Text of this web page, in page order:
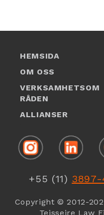
HEMSIDA
OM OSS
VERKSAMHETSOM
RÅDEN
ALLIANSER
+55 (11) 3897-
Copyright © 2012-
Teisseire Law